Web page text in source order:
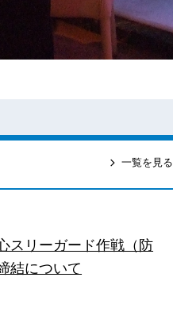
一覧を見る
スリーガード作戦（防
結について